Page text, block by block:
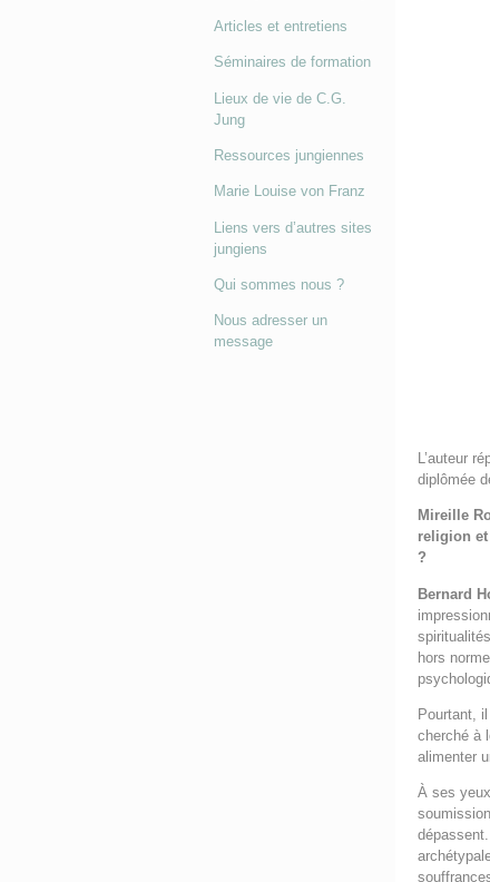
Articles et entretiens
Séminaires de formation
Lieux de vie de C.G.
Jung
Ressources jungiennes
Marie Louise von Franz
Liens vers d’autres sites
jungiens
Qui sommes nous ?
Nous adresser un
message
L’auteur
diplômée
Mireille
religion
?
Bernard
hors
Pourtant,
cherché à
alimenter
À ses